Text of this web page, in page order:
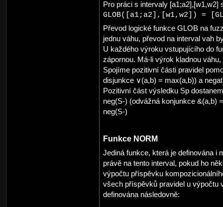
Pro práci s intervaly [a1;a2],[w1,w2]
GLOB([a1;a2],[w1,w2]) =
Převod logické funkce GLOB na
jednu váhu, převod na interval vah
U každého výroku vstupujícího do
zápornou. Má-li výrok kladnou
Spojíme pozitivní části pravidel
disjunkce ∨(a,b) = max(a,b)) a
Pozitivní část výsledku Sp
neg(S-) (odvážná konjunkce &(a,b)
neg(S-)
Funkce NORM
Jediná funkce, která je definována i
právě na tento interval, pokud ho
výpočtu příspěvku
všech příspěvků pravidel u výpočtu
definována následovně: